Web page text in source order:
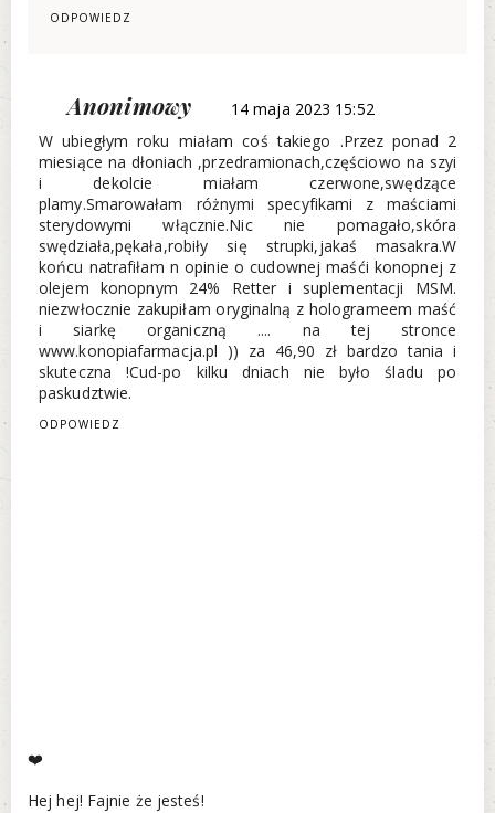
ODPOWIEDZ
Anonimowy
14 maja 2023 15:52
W ubiegłym roku miałam coś takiego .Przez ponad 2
miesiące na dłoniach ,przedramionach,częściowo na szyi
i dekolcie miałam czerwone,swędzące
plamy.Smarowałam różnymi specyfikami z maściami
sterydowymi włącznie.Nic nie pomagało,skóra
swędziała,pękała,robiły się strupki,jakaś masakra.W
końcu natrafiłam n opinie o cudownej maśći konopnej z
olejem konopnym 24% Retter i suplementacji MSM.
niezwłocznie zakupiłam oryginalną z hologrameem maść
i siarkę organiczną .... na tej stronce
www.konopiafarmacja.pl )) za 46,90 zł bardzo tania i
skuteczna !Cud-po kilku dniach nie było śladu po
paskudztwie.
ODPOWIEDZ
❤️
Hej hej! Fajnie że jesteś!